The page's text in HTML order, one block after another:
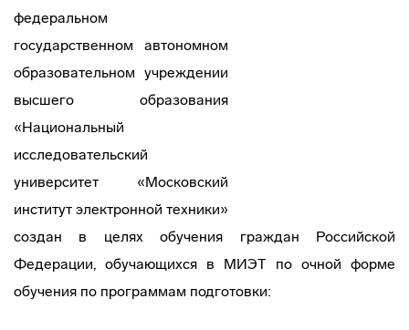
федеральном
государственном автономном
образовательном учреждении
высшего образования
«Национальный
исследовательский
университет «Московский
институт электронной техники»
создан в целях обучения граждан Российской
Федерации, обучающихся в МИЭТ по очной форме
обучения по программам подготовки: